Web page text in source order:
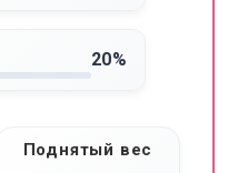
20%
Поднятый вес